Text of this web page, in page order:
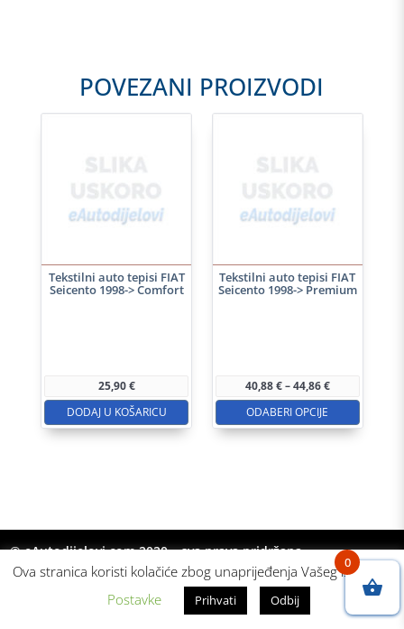
POVEZANI PROIZVODI
Tekstilni auto tepisi FIAT
Seicento 1998-> Comfort
25,90€
DODAJ U KOŠARICU
Tekstilni auto tepisi FIAT
Seicento 1998-> Premium
40,88€–44,86€Raspon
cijena:
40,88 €
do
ODABERI OPCIJE
više
varijanti.
proizvoda
© eAutodijelovi.com 2020 – sva prava pridržana
Ova stranica koristi kolačiće zbog unaprijeđenja Vašeg iskustva.
Postavke
Prihvati Odbij
0